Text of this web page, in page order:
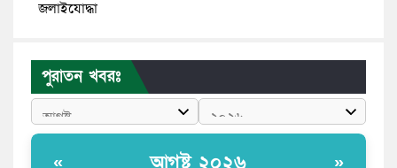
জুলাইযোদ্ধা
পাটওয়ারী
শেখ হাসিনাকে আর রাখতে চাচ্ছে না ভারত: আসিফ মাহমুদ
জুলাই কোনো শ্রেণি বা গোষ্ঠীর নয়, এটি সর্বস্তরের মানুষের: ড.
পুরাতন খবরঃ
« »